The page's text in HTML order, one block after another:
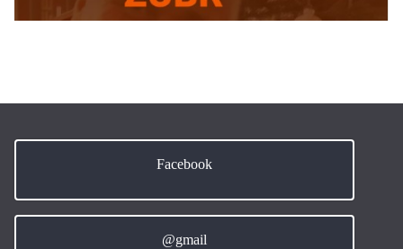
Facebook
@gmail